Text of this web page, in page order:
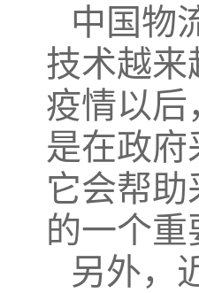
中国物
技术越来
疫情以后
是在政
它会帮
的一个重
另外，